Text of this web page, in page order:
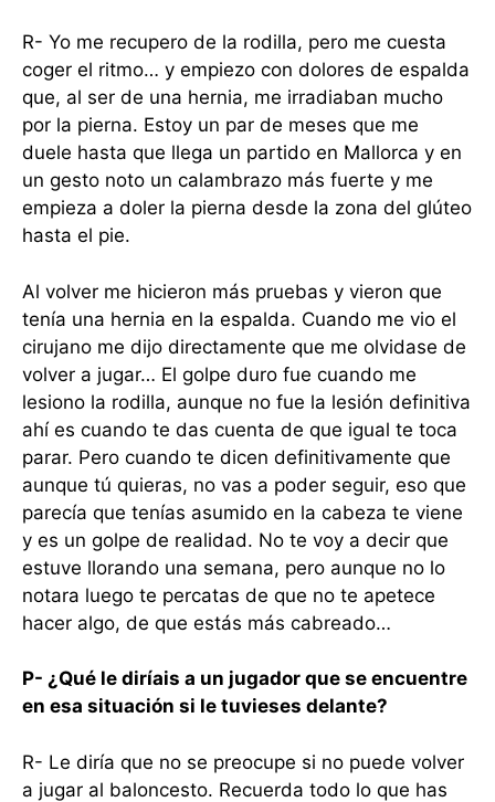
R- Yo me recupero de la rodilla, pero me cuesta
coger el ritmo… y empiezo con dolores de espalda
que, al ser de una hernia, me irradiaban mucho
por la pierna. Estoy un par de meses que me
duele hasta que llega un partido en Mallorca y en
un gesto noto un calambrazo más fuerte y me
empieza a doler la pierna desde la zona del glúteo
hasta el pie.
Al volver me hicieron más pruebas y vieron que
tenía una hernia en la espalda. Cuando me vio el
cirujano me dijo directamente que me olvidase de
volver a jugar… El golpe duro fue cuando me
lesiono la rodilla, aunque no fue la lesión definitiva
ahí es cuando te das cuenta de que igual te toca
parar. Pero cuando te dicen definitivamente que
aunque tú quieras, no vas a poder seguir, eso que
parecía que tenías asumido en la cabeza te viene
y es un golpe de realidad. No te voy a decir que
estuve llorando una semana, pero aunque no lo
notara luego te percatas de que no te apetece
hacer algo, de que estás más cabreado…
P- ¿Qué le diríais a un jugador que se encuentre
en esa situación si le tuvieses delante?
R- Le diría que no se preocupe si no puede volver
a jugar al baloncesto. Recuerda todo lo que has